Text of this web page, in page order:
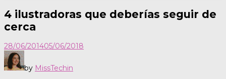
4 ilustradoras que deberías seguir de
cerca
28/06/201405/06/2018
by MissTechin